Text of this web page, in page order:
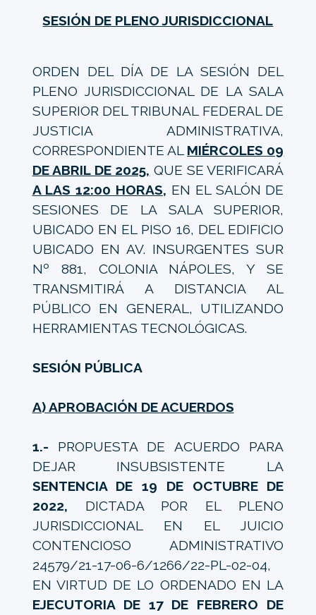
SESIÓN DE PLENO JURISDICCIONAL
ORDEN DEL DÍA DE LA SESIÓN DEL
PLENO JURISDICCIONAL DE LA SALA
SUPERIOR DEL TRIBUNAL FEDERAL DE
JUSTICIA ADMINISTRATIVA,
CORRESPONDIENTE AL MIÉRCOLES 09
DE ABRIL DE 2025, QUE SE VERIFICARÁ
A LAS 12:00 HORAS, EN EL SALÓN DE
SESIONES DE LA SALA SUPERIOR,
UBICADO EN EL PISO 16, DEL EDIFICIO
UBICADO EN AV. INSURGENTES SUR
Nº 881, COLONIA NÁPOLES, Y SE
TRANSMITIRÁ A DISTANCIA AL
PÚBLICO EN GENERAL, UTILIZANDO
HERRAMIENTAS TECNOLÓGICAS.
SESIÓN PÚBLICA
A) APROBACIÓN DE ACUERDOS
1.- PROPUESTA DE ACUERDO PARA
DEJAR INSUBSISTENTE LA
SENTENCIA DE 19 DE OCTUBRE DE
2022, DICTADA POR EL PLENO
JURISDICCIONAL EN EL JUICIO
CONTENCIOSO ADMINISTRATIVO
24579/21-17-06-6/1266/22-PL-02-04,
EN VIRTUD DE LO ORDENADO EN LA
EJECUTORIA DE 17 DE FEBRERO DE